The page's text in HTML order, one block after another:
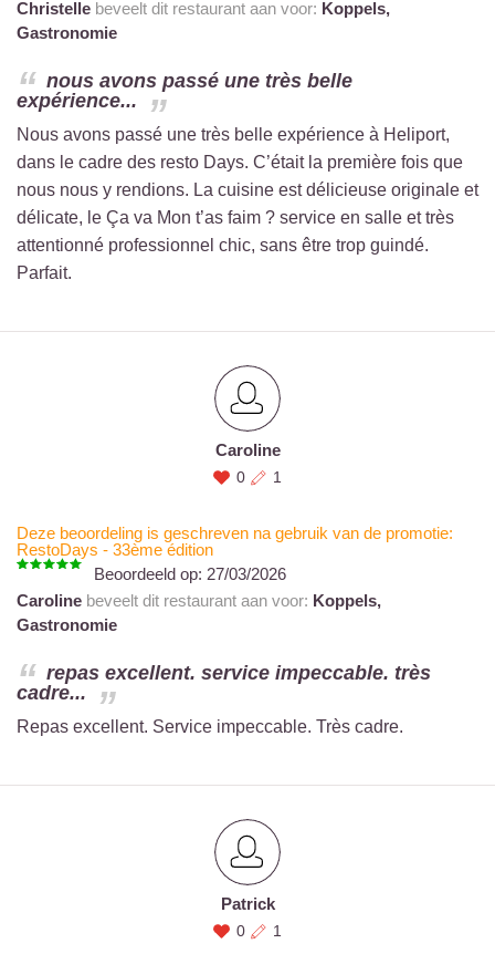
Christelle beveelt dit restaurant aan voor: Koppels,
Gastronomie
nous avons passé une très belle
expérience...
Nous avons passé une très belle expérience à Heliport,
dans le cadre des resto Days. C’était la première fois que
nous nous y rendions. La cuisine est délicieuse originale et
délicate, le Ça va Mon t’as faim ? service en salle et très
attentionné professionnel chic, sans être trop guindé.
Parfait.
Caroline
0 1
Deze beoordeling is geschreven na gebruik van de promotie:
RestoDays - 33ème édition
Beoordeeld op: 27/03/2026
Caroline beveelt dit restaurant aan voor: Koppels,
Gastronomie
repas excellent. service impeccable. très
cadre...
Repas excellent. Service impeccable. Très cadre.
Patrick
0 1